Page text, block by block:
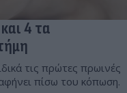
4 τα
τις πρώτες πρωινές
πίσω του κόπωση.